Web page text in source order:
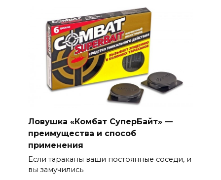
Ловушка «Комбат СуперБайт» —
преимущества и способ
применения
Если тараканы ваши постоянные соседи, и
вы замучились